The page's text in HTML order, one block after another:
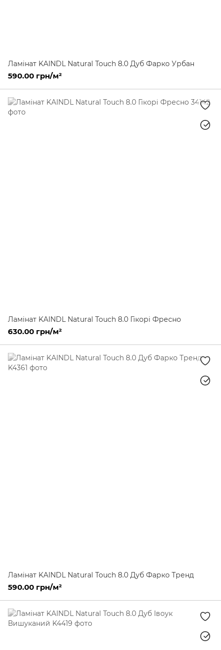
Ламінат KAINDL Natural Touch 8.0 Дуб Фарко Урбан
590.00 грн/м²
Ламінат KAINDL Natural Touch 8.0 Гікорі Фресно
630.00 грн/м²
Ламінат KAINDL Natural Touch 8.0 Дуб Фарко Тренд
590.00 грн/м²